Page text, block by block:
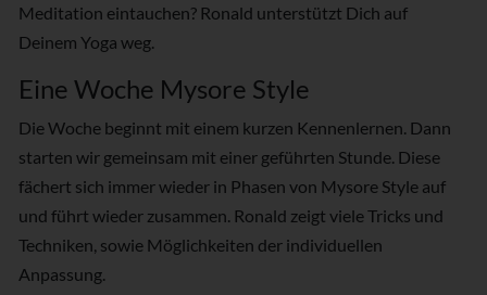
Meditation eintauchen? Ronald unterstützt Dich auf
Deinem Yoga weg.
Eine Woche Mysore Style
Die Woche beginnt mit einem kurzen Kennenlernen. Dann
starten wir gemeinsam mit einer geführten Stunde. Diese
fächert sich immer wieder in Phasen von Mysore Style auf
und führt wieder zusammen. Ronald zeigt viele Tricks und
Techniken, sowie Möglichkeiten der individuellen
Anpassung.